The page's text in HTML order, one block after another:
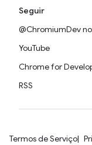
Seguir
@ChromiumDev
YouTube
Chrome for
RSS
Termos de Serviço